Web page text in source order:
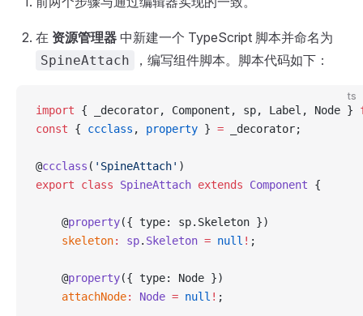
在 资源管理器 中新建一个 TypeScript 脚本并命名为
SpineAttach ，编写组件脚本。脚本代码如下：
ts
import { _decorator, Component, sp, Label, Node }
const { ccclass , property } = _decorator;
@ccclass ( 'SpineAttach' )
export class SpineAttach extends Component {
    @
property({ type: sp.Skeleton })
    skeleton
: sp. Skeleton = null ! ;
    @
property({ type: Node })
    attachNode
: Node = null ! ;